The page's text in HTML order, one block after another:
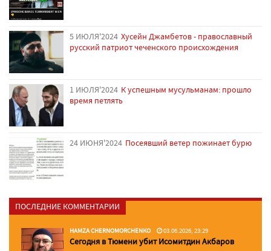
5 ИЮЛЯ'2024 Хусейн Джамбетов - православный
русский патриот чеченского происхождения
1 ИЮЛЯ'2024 К успешным мусульманам: прошло
время петлять
24 ИЮНЯ'2024 Посеявший ветер пожинает бурю
ПОСЛЕДНИЕ КОММЕНТАРИИ
HAMZA CHERNOMORCHENKO 03.06.2026, 23:29
Сегодня в Тюмени убит Исомитдин Акбаров